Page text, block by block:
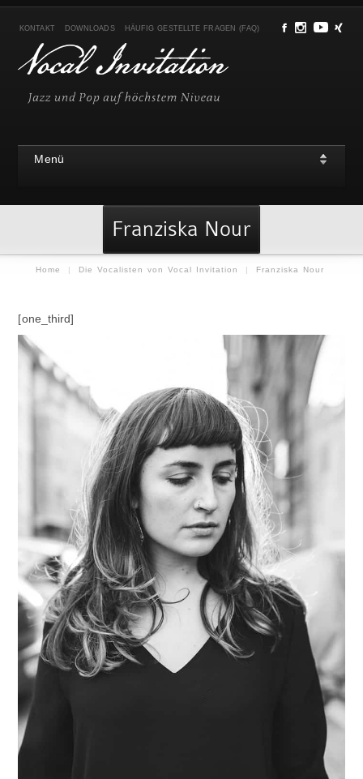
KONTAKT DOWNLOADS HÄUFIG GESTELLTE FRAGEN (FAQ)
Menü
Franziska Nour
Home | Die Vocalisten von Vocal Invitation | Franziska Nour
[one_third]